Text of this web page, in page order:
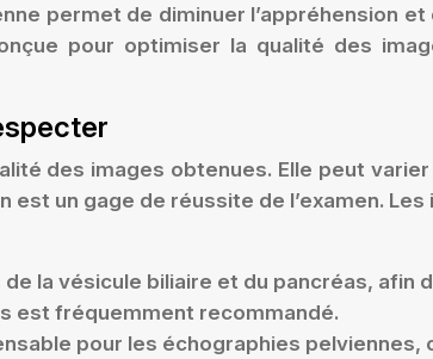
permet de diminuer l’appréhension
pour optimiser la qualité des
des images obtenues. Elle peut
un gage de réussite de l’examen.
la vésicule biliaire et du pancréas, afin
est fréquemment recommandé.
pour les échographies